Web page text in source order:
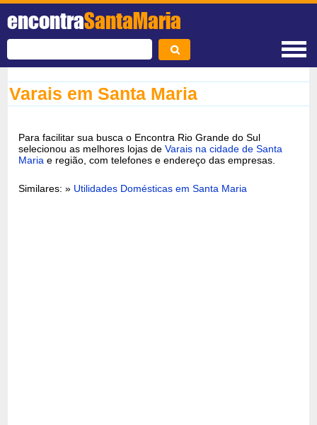
encontraSantaMaria
Varais em Santa Maria
Para facilitar sua busca o Encontra Rio Grande do Sul
selecionou as melhores lojas deVarais na cidade de Santa
Maria e região, com telefones e endereço das empresas.
Similares: » Utilidades Domésticas em Santa Maria